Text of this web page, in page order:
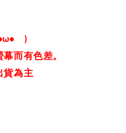
ω• ゞ)
而有色差。
貨為主